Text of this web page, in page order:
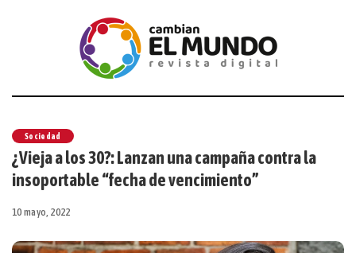
Sociedad
¿Vieja a los 30?: Lanzan una campaña contra la
insoportable “fecha de vencimiento”
10 mayo, 2022